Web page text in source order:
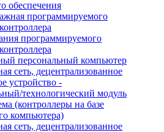
обеспечения
программируемого
программируемого
персональный компьютер
сеть, децентрализованное
устройство -
технологический модуль
(контроллеры на базе
компьютера)
сеть, децентрализованное